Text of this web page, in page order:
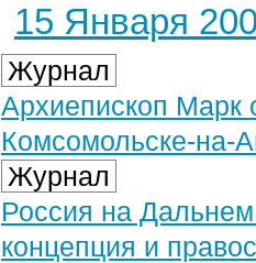
15 Января
Журнал
Архиепископ Марк
Комсомольске-на-
Журнал
Россия на Дальнем
концепция и